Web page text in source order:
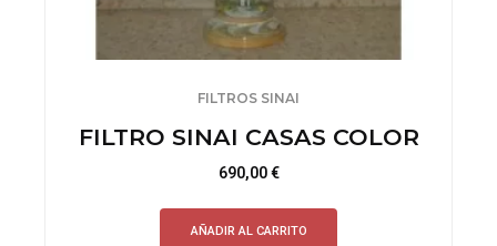
FILTROS SINAI
FILTRO SINAI CASAS COLOR
690,00€
AÑADIR AL CARRITO